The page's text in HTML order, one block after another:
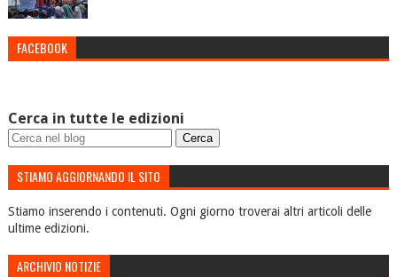
FACEBOOK
Cerca in tutte le edizioni
STIAMO AGGIORNANDO IL SITO
Stiamo inserendo i contenuti. Ogni giorno troverai altri articoli delle
ultime edizioni.
ARCHIVIO NOTIZIE